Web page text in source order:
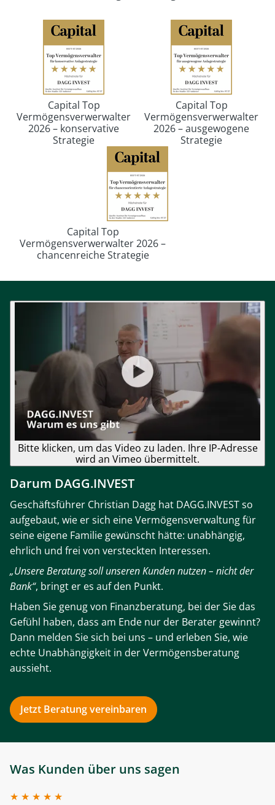
Capital Top
Vermögensverwerwalter
2026 – konservative
Strategie
Capital Top
Vermögensverwerwalter
2026 – ausgewogene
Strategie
Capital Top
Vermögensverwerwalter 2026 –
chancenreiche Strategie
Bitte klicken, um das Video zu laden. Ihre IP-Adresse
wird an Vimeo übermittelt.
Darum DAGG.INVEST
Geschäftsführer Christian Dagg hat DAGG.INVEST so
aufgebaut, wie er sich eine Vermögensverwaltung für
seine eigene Familie gewünscht hätte: unabhängig,
ehrlich und frei von versteckten Interessen.
„Unsere Beratung soll unseren Kunden nutzen – nicht der
Bank“, bringt er es auf den Punkt.
Haben Sie genug von Finanzberatung, bei der Sie das
Gefühl haben, dass am Ende nur der Berater gewinnt?
Dann melden Sie sich bei uns – und erleben Sie, wie
echte Unabhängigkeit in der Vermögensberatung
aussieht.
Jetzt Beratung vereinbaren
Was Kunden über uns sagen
★ ★ ★ ★ ★